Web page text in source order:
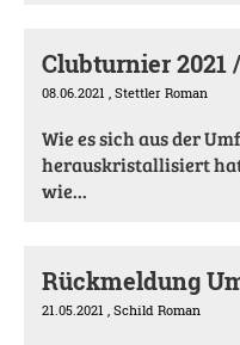
Clubturnier 2021
08.06.2021 , Stettler Roman
Wie es sich aus der
herauskristallisiert
wie...
Rückmeldung
21.05.2021 , Schild Roman